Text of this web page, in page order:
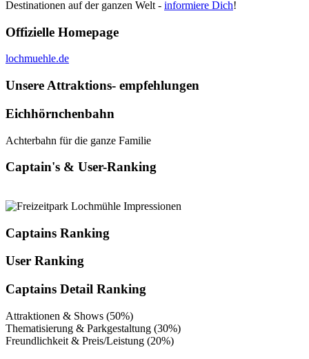
Destinationen auf der ganzen Welt - informiere Dich!
Offizielle Homepage
lochmuehle.de
Unsere Attraktions- empfehlungen
Eichhörnchenbahn
Achterbahn für die ganze Familie
Captain's & User-Ranking
Captains Ranking
User Ranking
Captains Detail Ranking
Attraktionen & Shows (50%)
Thematisierung & Parkgestaltung (30%)
Freundlichkeit & Preis/Leistung (20%)